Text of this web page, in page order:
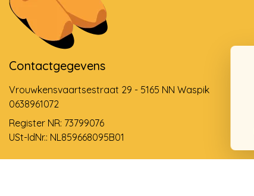
Contactgegevens
Vrouwkensvaartsestraat 29 - 5165 NN Waspik
0638961072
Register NR: 73799076
USt-IdNr.: NL859668095B01